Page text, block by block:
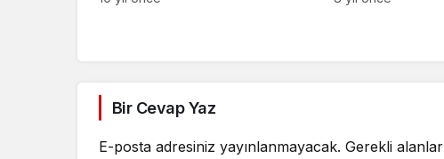
Bir Cevap Yaz
E-posta adresiniz yayınlanmayacak. Gerekli alanlar